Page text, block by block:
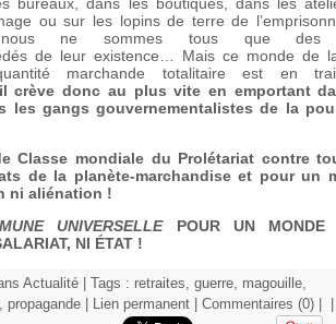
bureaux, dans les boutiques, dans les
ou sur les lopins de terre de
nous ne sommes tous que
de leur existence… Mais ce monde de
marchande totalitaire est en
crève donc au plus vite en emportant
les gangs gouvernementalistes de la
Classe mondiale du Prolétariat contre
de la planète-marchandise et pour un
ni aliénation !
UNIVERSELLE POUR UN MONDE
NI ÉTAT !
Actualité | Tags : retraites, guerre, magouille,
, propagande Lien permanent Commentaires (0)